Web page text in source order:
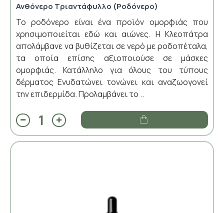
Ανθόνερο Τριαντάφυλλο (Ροδόνερο)
To ροδόνερο είναι ένα προϊόν ομορφιάς που
χρησιμοποιείται εδώ και αιώνες. Η Κλεοπάτρα
απολάμβανε να βυθίζεται σε νερό με ροδοπέταλα,
τα οποία επίσης αξιοποιούσε σε μάσκες
ομορφιάς. Κατάλληλο για όλους του τύπους
δέρματος Ενυδατώνει τονώνει και αναζωογονεί
την επιδερμίδα. Προλαμβάνει το ..